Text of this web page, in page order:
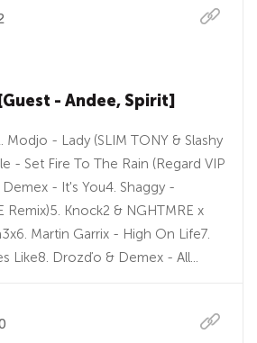
- Andee, Spirit]
- Lady (SLIM TONY & Slashy
- Set Fire To The Rain (Regard VIP
- It's You4. Shaggy -
Remix)5. Knock2 & NGHTMRE x
Martin Garrix - High On Life7.
Like8. Drozďo & Demex - All...